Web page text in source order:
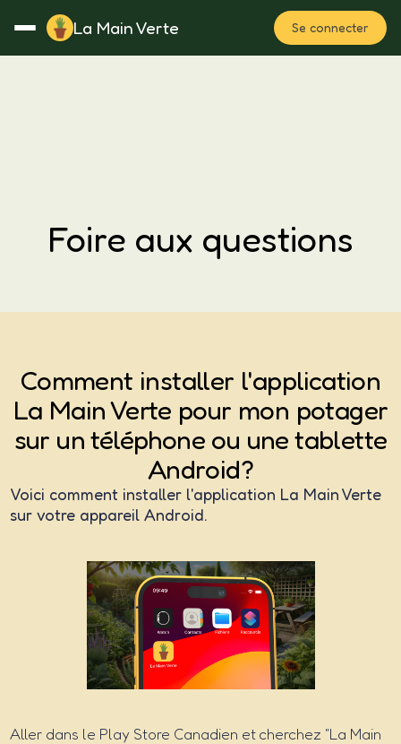
La Main Verte Se connecter
Foire aux questions
Comment installer l'application
La Main Verte pour mon potager
sur un téléphone ou une tablette
Android?
Voici comment installer l'application La Main Verte
sur votre appareil Android.
Aller dans le Play Store Canadien et cherchez "La Main